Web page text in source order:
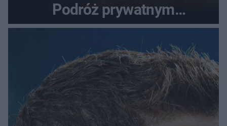
Podróż prywatnym
odrzutowcem to dopiero
początek!